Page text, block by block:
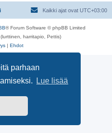
parhaan
Lue lisää
Kaikki ajat ovat UTC+03:00
® Forum Software © phpBB Limited
harritapio, Pettis)
| Ehdot